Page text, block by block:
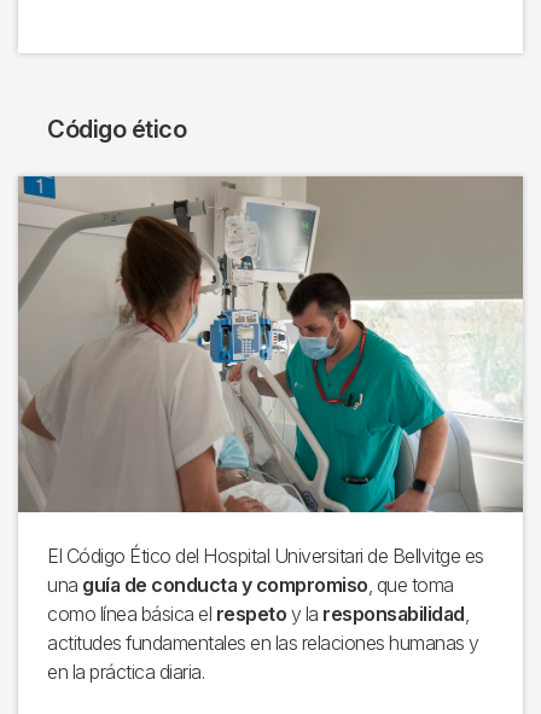
Código ético
Imagen
El Código Ético del Hospital Universitari de Bellvitge es
una guía de conducta y compromiso , que toma
como línea básica el respeto y la responsabilidad
actitudes fundamentales en las relaciones humanas y
en la práctica diaria.